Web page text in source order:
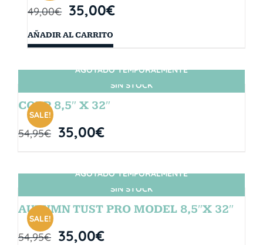
49,00€ 35,00€
AÑADIR AL CARRITO
SIN STOCK
SALE!
AGOTADO TEMPORALMENTE
CORP 8,5″ X 32″
54,95€ 35,00€
SIN STOCK
SALE!
AGOTADO TEMPORALMENTE
AUTUMN TUST PRO MODEL 8,5″X 32″
54,95€ 35,00€